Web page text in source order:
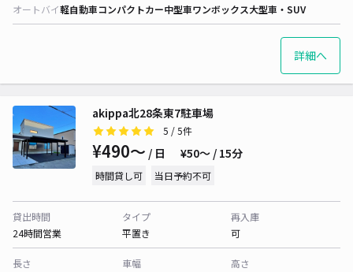
オートバイ軽自動車コンパクトカー中型車ワンボックス大型車・SUV
詳細へ
akippa北28条東7駐車場
5 / 5件
¥490〜 / 日 ¥50〜 / 15分
時間貸し可 当日予約不可
貸出時間
24時間営業
タイプ
平置き
再入庫
可
長さ
車幅
高さ